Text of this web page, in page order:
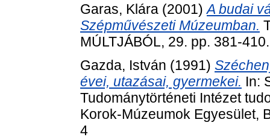
Garas, Klára (2001)A budai
Szépművészeti Múzeumban.
MÚLTJÁBÓL, 29. pp. 381-
Gazda, István (1991)
évei, utazásai, gyermekei. In:
Tudománytörténeti Intézet
Korok-Múzeumok Egyesület,
4